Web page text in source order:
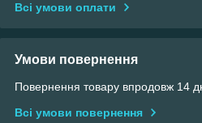
Всі умови оплати
Умови повернення
Повернення товару впродовж 14
Всі умови повернення